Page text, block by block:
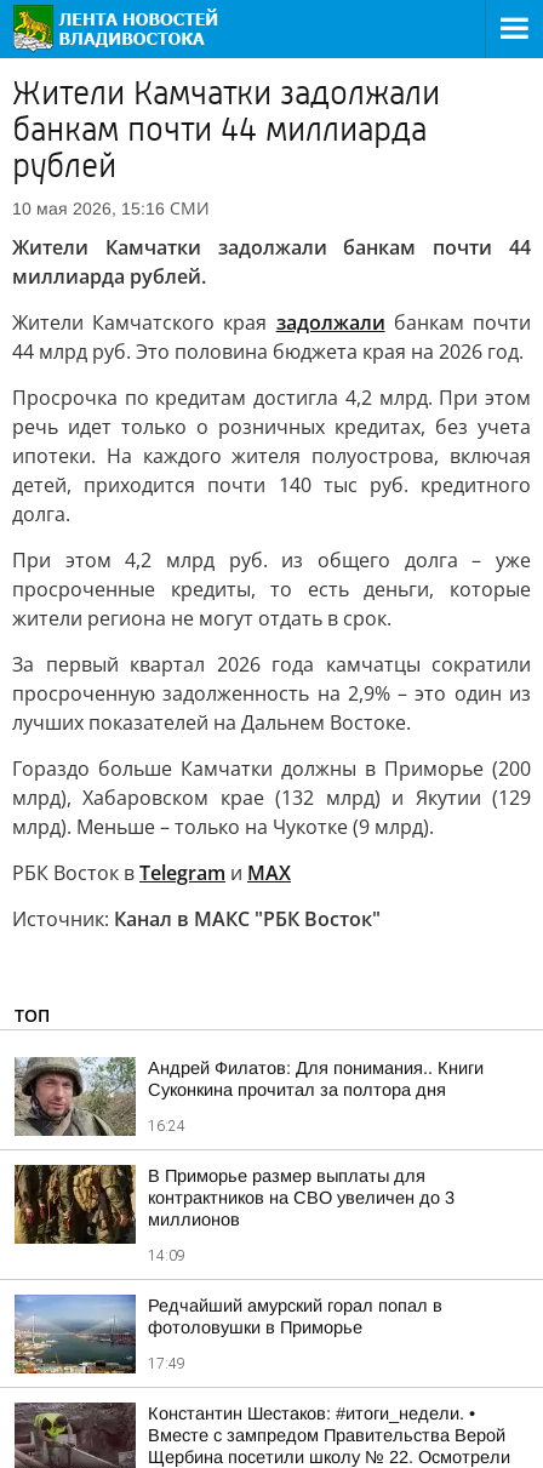
Жители Камчатки задолжали
банкам почти 44 миллиарда
рублей
10 мая 2026, 15:16 СМИ
Жители Камчатки задолжали банкам почти 44
миллиарда рублей.
Жители Камчатского края задолжали банкам почти
44 млрд руб. Это половина бюджета края на 2026 год.
Просрочка по кредитам достигла 4,2 млрд. При этом
речь идет только о розничных кредитах, без учета
ипотеки. На каждого жителя полуострова, включая
детей, приходится почти 140 тыс руб. кредитного
долга.
При этом 4,2 млрд руб. из общего долга – уже
просроченные кредиты, то есть деньги, которые
жители региона не могут отдать в срок.
За первый квартал 2026 года камчатцы сократили
просроченную задолженность на 2,9% – это один из
лучших показателей на Дальнем Востоке.
Гораздо больше Камчатки должны в Приморье (200
млрд), Хабаровском крае (132 млрд) и Якутии (129
млрд). Меньше – только на Чукотке (9 млрд).
РБК Восток вTelegram и MAX
Источник: Канал в МАКС "РБК Восток"
ТОП
Андрей Филатов: Для понимания.. Книги
Суконкина прочитал за полтора дня
16:24
В Приморье размер выплаты для
контрактников на СВО увеличен до 3
миллионов
14:09
Редчайший амурский горал попал в
фотоловушки в Приморье
17:49
Константин Шестаков: #итоги_недели. •
Вместе с зампредом Правительства Верой
Щербина посетили школу № 22. Осмотрели